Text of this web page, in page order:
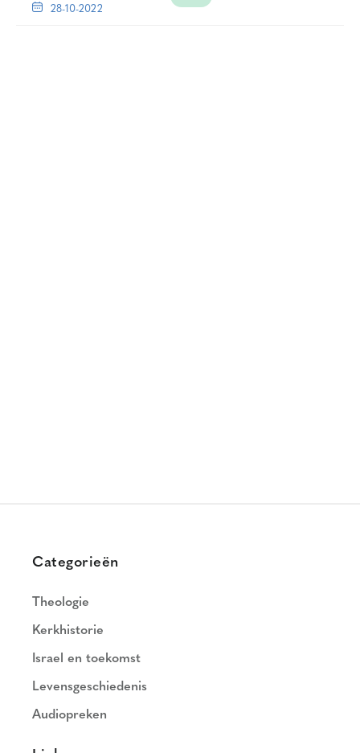
28-10-2022
Categorieën
Theologie
Kerkhistorie
Israel en toekomst
Levensgeschiedenis
Audiopreken